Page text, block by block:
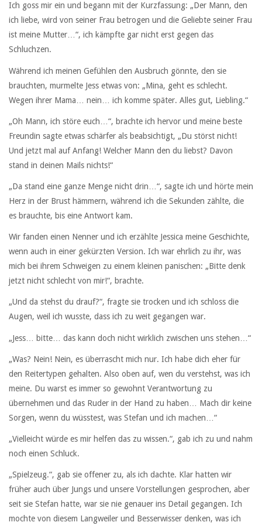
Ich goss mir ein und begann mit der Kurzfassung: „Der Mann, den
ich liebe, wird von seiner Frau betrogen und die Geliebte seiner Frau
ist meine Mutter…“, ich kämpfte gar nicht erst gegen das
Schluchzen.
Während ich meinen Gefühlen den Ausbruch gönnte, den sie
brauchten, murmelte Jess etwas von: „Mina, geht es schlecht.
Wegen ihrer Mama… nein… ich komme später. Alles gut, Liebling.“
„Oh Mann, ich störe euch…“, brachte ich hervor und meine beste
Freundin sagte etwas schärfer als beabsichtigt, „Du störst nicht!
Und jetzt mal auf Anfang! Welcher Mann den du liebst? Davon
stand in deinen Mails nichts!“
„Da stand eine ganze Menge nicht drin…“, sagte ich und hörte mein
Herz in der Brust hämmern, während ich die Sekunden zählte, die
es brauchte, bis eine Antwort kam.
Wir fanden einen Nenner und ich erzählte Jessica meine Geschichte,
wenn auch in einer gekürzten Version. Ich war ehrlich zu ihr, was
mich bei ihrem Schweigen zu einem kleinen panischen: „Bitte denk
jetzt nicht schlecht von mir!“, brachte.
„Und da stehst du drauf?“, fragte sie trocken und ich schloss die
Augen, weil ich wusste, dass ich zu weit gegangen war.
„Jess… bitte… das kann doch nicht wirklich zwischen uns stehen…“
„Was? Nein! Nein, es überrascht mich nur. Ich habe dich eher für
den Reitertypen gehalten. Also oben auf, wen du verstehst, was ich
meine. Du warst es immer so gewohnt Verantwortung zu
übernehmen und das Ruder in der Hand zu haben… Mach dir keine
Sorgen, wenn du wüsstest, was Stefan und ich machen…“
„Vielleicht würde es mir helfen das zu wissen.“, gab ich zu und nahm
noch einen Schluck.
„Spielzeug.“, gab sie offener zu, als ich dachte. Klar hatten wir
früher auch über Jungs und unsere Vorstellungen gesprochen, aber
seit sie Stefan hatte, war sie nie genauer ins Detail gegangen. Ich
mochte von diesem Langweiler und Besserwisser denken, was ich